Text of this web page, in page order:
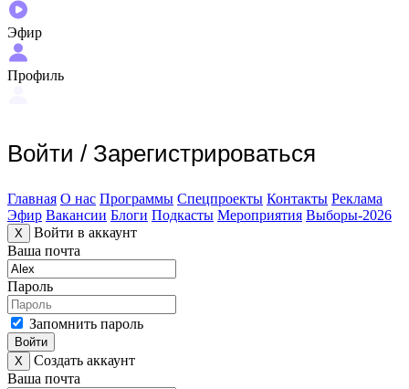
Эфир
Профиль
Войти / Зарегистрироваться
Главная О нас Программы Спецпроекты Контакты Реклама
Эфир Вакансии Блоги Подкасты Мероприятия Выборы-2026
X
Войти в аккаунт
Ваша почта
Пароль
Запомнить пароль
Войти
X
Создать аккаунт
Ваша почта